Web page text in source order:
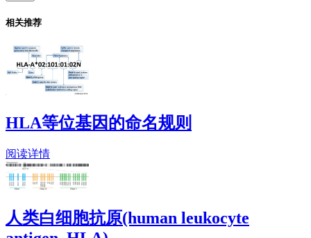
相关推荐
HLA等位基因的命名规则
阅读详情
人类白细胞抗原(human leukocyte